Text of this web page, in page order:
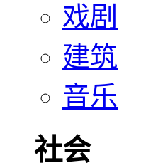
戏剧
建筑
音乐
社会